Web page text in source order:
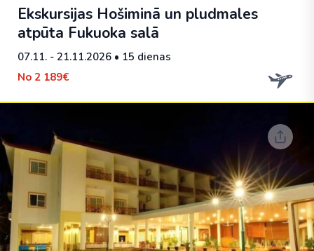
Ekskursijas Hošiminā un pludmales
atpūta Fukuoka salā
07.11. - 21.11.2026 • 15 dienas
No 2 189€